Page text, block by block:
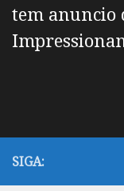
tem anuncio
SIGA: